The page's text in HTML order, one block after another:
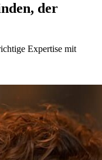
der
Expertise mit